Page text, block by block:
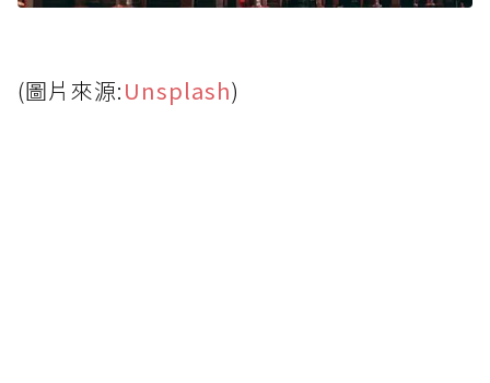
(圖片來源:Unsplash)